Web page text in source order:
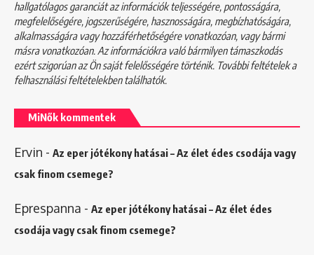
hallgatólagos garanciát az információk teljességére, pontosságára,
megfelelőségére, jogszerűségére, hasznosságára, megbízhatóságára,
alkalmasságára vagy hozzáférhetőségére vonatkozóan, vagy bármi
másra vonatkozóan. Az információkra való bármilyen támaszkodás
ezért szigorúan az Ön saját felelősségére történik. További feltételek a
felhasználási feltételekbentalálhatók.
MiNők kommentek
Ervin - Az eper jótékony hatásai – Az élet édes csodája vagy
csak finom csemege?
Eprespanna - Az eper jótékony hatásai – Az élet édes
csodája vagy csak finom csemege?